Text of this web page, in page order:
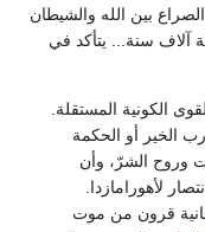
الصراع بين الله والشيطان
آلاف سنة... يتأكد في
الكونية المستقلة.
الخير أو الحكمة
وروح الشرّ، وأن
لأهورامازدا.
قرون من موت